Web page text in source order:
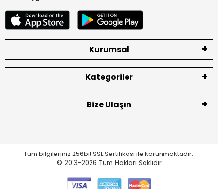
Kurumsal
Kategoriler
Bize Ulaşın
Tüm bilgileriniz 256bit SSL Sertifikası ile korunmaktadır.
© 2013-2026 Tüm Hakları Saklıdır